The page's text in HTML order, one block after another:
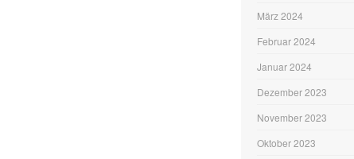
März 2024
Februar 2024
Januar 2024
Dezember 2023
November 2023
Oktober 2023